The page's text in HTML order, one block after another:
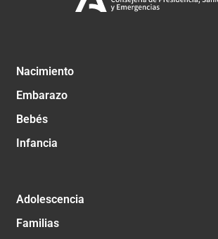
Nacimiento
Embarazo
Bebés
Infancia
Adolescencia
Familias